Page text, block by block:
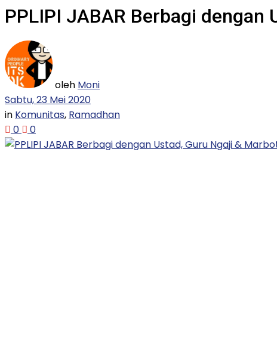
PPLIPI JABAR Berbagi dengan
oleh Moni
Sabtu, 23 Mei 2020
in Komunitas, Ramadhan
0
0